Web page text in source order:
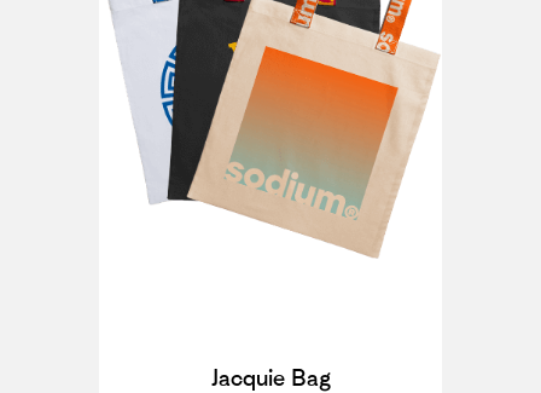
Jacquie Bag